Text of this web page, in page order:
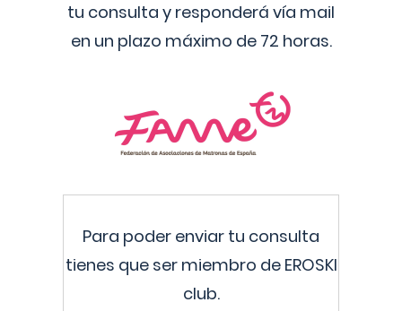
tu consulta y responderá vía mail
en un plazo máximo de 72 horas.
Para poder enviar tu consulta
tienes que ser miembro de EROSKI
club.